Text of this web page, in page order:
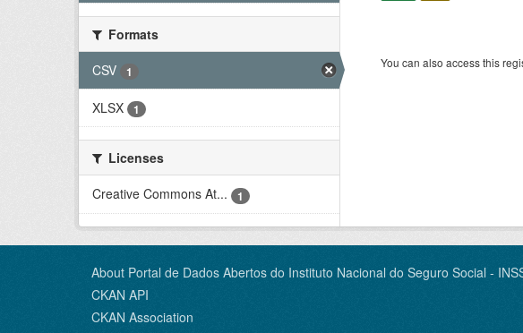
Formats
CSV
1
XLSX 1
Licenses
Creative Commons At...
1
You can also access this
About Portal de Dados Abertos do Instituto Nacional do Seguro Social -
CKAN API
CKAN Association